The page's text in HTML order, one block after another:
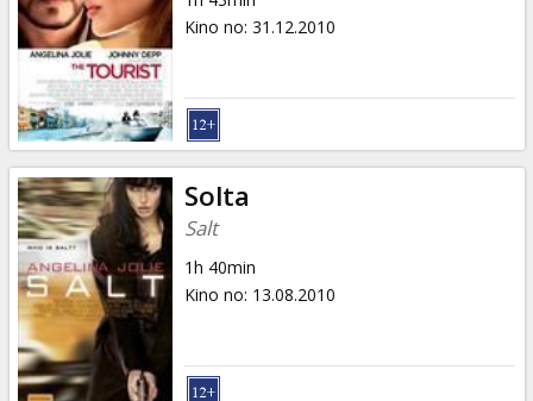
Kino no: 31.12.2010
Solta
Salt
1h 40min
Kino no: 13.08.2010